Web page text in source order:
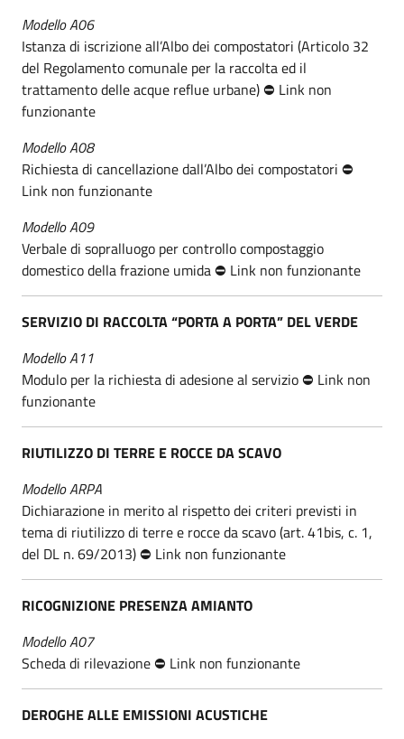
Modello A06
Istanza di iscrizione all’Albo dei compostatori (Articolo 32
del Regolamento comunale per la raccolta ed il
trattamento delle acque reflue urbane) ⛔ Link non
funzionante
Modello A08
Richiesta di cancellazione dall’Albo dei compostatori ⛔
Link non funzionante
Modello A09
Verbale di sopralluogo per controllo compostaggio
domestico della frazione umida ⛔ Link non funzionante
SERVIZIO DI RACCOLTA “PORTA A PORTA” DEL VERDE
Modello A11
Modulo per la richiesta di adesione al servizio ⛔ Link non
funzionante
RIUTILIZZO DI TERRE E ROCCE DA SCAVO
Modello ARPA
Dichiarazione in merito al rispetto dei criteri previsti in
tema di riutilizzo di terre e rocce da scavo (art. 41bis, c. 1,
del DL n. 69/2013) ⛔ Link non funzionante
RICOGNIZIONE PRESENZA AMIANTO
Modello A07
Scheda di rilevazione ⛔ Link non funzionante
DEROGHE ALLE EMISSIONI ACUSTICHE